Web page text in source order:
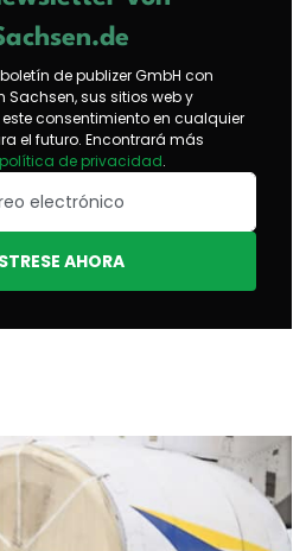
de publizer GmbH con
sus sitios web y
consentimiento en cualquier
el futuro. Encontrará más
política de privacidad.
AHORA